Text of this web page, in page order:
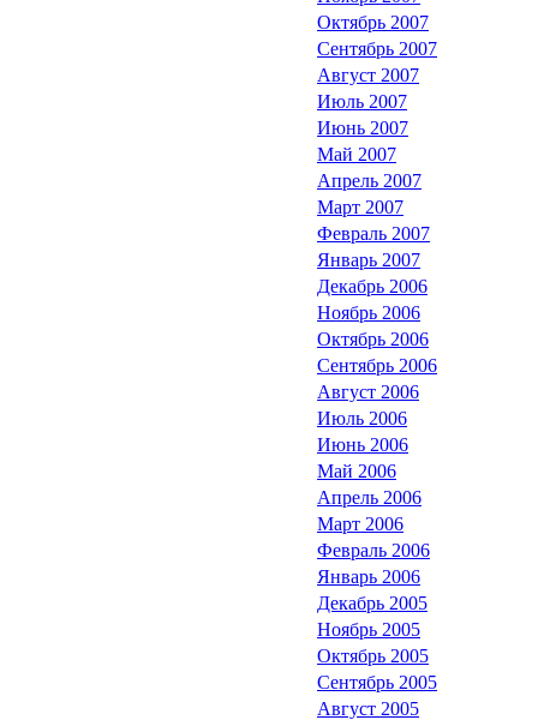
Октябрь 2007
Сентябрь 2007
Август 2007
Июль 2007
Июнь 2007
Май 2007
Апрель 2007
Март 2007
Февраль 2007
Январь 2007
Декабрь 2006
Ноябрь 2006
Октябрь 2006
Сентябрь 2006
Август 2006
Июль 2006
Июнь 2006
Май 2006
Апрель 2006
Март 2006
Февраль 2006
Январь 2006
Декабрь 2005
Ноябрь 2005
Октябрь 2005
Сентябрь 2005
Август 2005